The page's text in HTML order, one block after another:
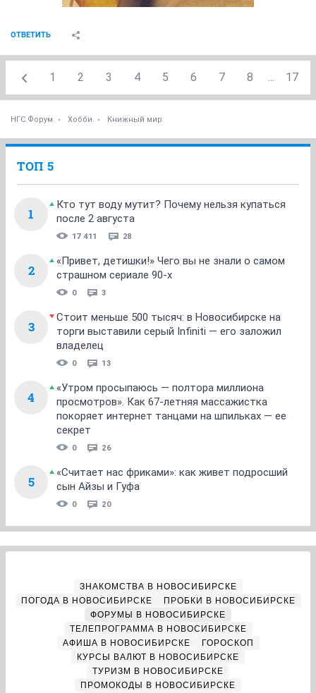
ОТВЕТИТЬ
1 2 3 4 5 6 7 8 ... 17
НГС.Форум Хобби Книжный мир
ТОП 5
1
Кто тут воду мутит? Почему нельзя купаться
после 2 августа
17 411 28
2
«Привет, детишки!» Чего вы не знали о самом
страшном сериале 90-х
0 3
3
Стоит меньше 500 тысяч: в Новосибирске на
торги выставили серый Infiniti — его заложил
владелец
0 13
4
«Утром просыпаюсь — полтора миллиона
просмотров». Как 67-летняя массажистка
покоряет интернет танцами на шпильках — ее
секрет
0 26
5
«Считает нас фриками»: как живет подросший
сын Айзы и Гуфа
0 20
ЗНАКОМСТВА В НОВОСИБИРСКЕ
ПОГОДА В НОВОСИБИРСКЕ
ПРОБКИ В НОВОСИБИРСКЕ
ФОРУМЫ В НОВОСИБИРСКЕ
ТЕЛЕПРОГРАММА В НОВОСИБИРСКЕ
АФИША В НОВОСИБИРСКЕ
ГОРОСКОП
КУРСЫ ВАЛЮТ В НОВОСИБИРСКЕ
ТУРИЗМ В НОВОСИБИРСКЕ
ПРОМОКОДЫ В НОВОСИБИРСКЕ